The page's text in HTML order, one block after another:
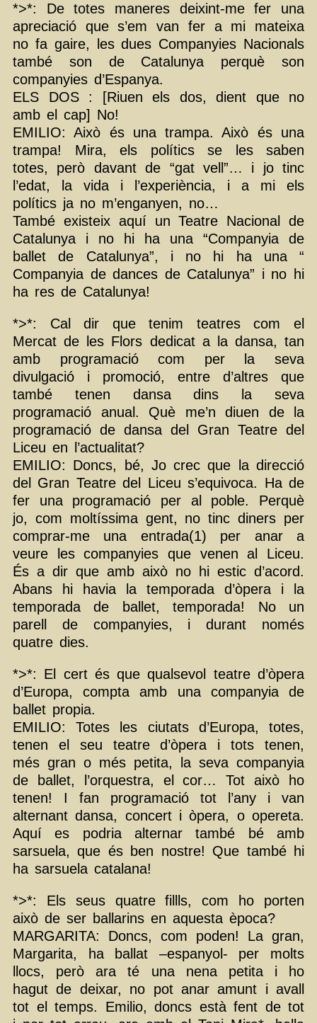
*>*: De totes maneres deixint-me fer una
apreciació que s’em van fer a mi mateixa
no fa gaire, les dues Companyies Nacionals
també son de Catalunya perquè son
companyies d’Espanya.
ELS DOS : [Riuen els dos, dient que no
amb el cap] No!
EMILIO: Això és una trampa. Això és una
trampa! Mira, els polítics se les saben
totes, però davant de “gat vell”… i jo tinc
l’edat, la vida i l’experiència, i a mi els
polítics ja no m’enganyen, no…
També existeix aquí un Teatre Nacional de
Catalunya i no hi ha una “Companyia de
ballet de Catalunya”, i no hi ha una “
Companyia de dances de Catalunya” i no hi
ha res de Catalunya!
*>*: Cal dir que tenim teatres com el
Mercat de les Flors dedicat a la dansa, tan
amb programació com per la seva
divulgació i promoció, entre d’altres que
també tenen dansa dins la seva
programació anual. Què me’n diuen de la
programació de dansa del Gran Teatre del
Liceu en l’actualitat?
EMILIO: Doncs, bé, Jo crec que la direcció
del Gran Teatre del Liceu s’equivoca. Ha de
fer una programació per al poble. Perquè
jo, com moltíssima gent, no tinc diners per
comprar-me una entrada(1) per anar a
veure les companyies que venen al Liceu.
És a dir que amb això no hi estic d’acord.
Abans hi havia la temporada d’òpera i la
temporada de ballet, temporada! No un
parell de companyies, i durant només
quatre dies.
*>*: El cert és que qualsevol teatre d’òpera
d’Europa, compta amb una companyia de
ballet propia.
EMILIO: Totes les ciutats d’Europa, totes,
tenen el seu teatre d’òpera i tots tenen,
més gran o més petita, la seva companyia
de ballet, l’orquestra, el cor… Tot això ho
tenen! I fan programació tot l’any i van
alternant dansa, concert i òpera, o opereta.
Aquí es podria alternar també bé amb
sarsuela, que és ben nostre! Que també hi
ha sarsuela catalana!
*>*: Els seus quatre fillls, com ho porten
això de ser ballarins en aquesta època?
MARGARITA: Doncs, com poden! La gran,
Margarita, ha ballat –espanyol- per molts
llocs, però ara té una nena petita i ho
hagut de deixar, no pot anar amunt i avall
tot el temps. Emilio, doncs està fent de tot